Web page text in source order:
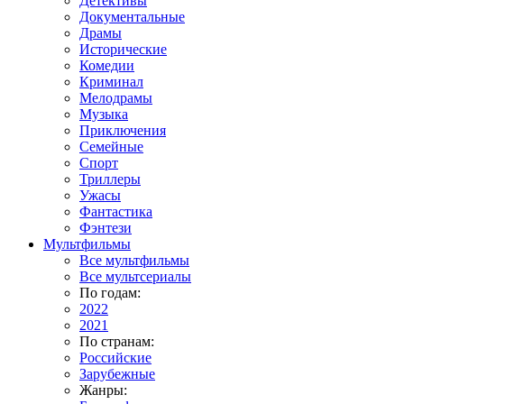
Документальные
Драмы
Исторические
Комедии
Криминал
Мелодрамы
Музыка
Приключения
Семейные
Спорт
Триллеры
Ужасы
Фантастика
Фэнтези
Мультфильмы
Все мультфильмы
Все мультсериалы
По годам:
2022
2021
По странам:
Российские
Зарубежные
Жанры: